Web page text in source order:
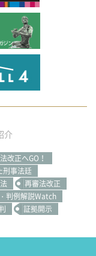
介
改正へGO！
刑事法廷
再審法改正
判例解説Watch
証拠開示